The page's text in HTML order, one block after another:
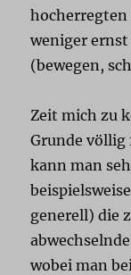
weniger
(bewegen,
Zeit mich zu
Grunde völlig
kann man
generell) die
wobei man